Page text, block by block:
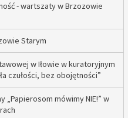
- wartszaty w Brzozowie
Starym
w Iłowie w kuratoryjnym
czułości, bez obojętności”
„Papierosom mówimy NIE!” w